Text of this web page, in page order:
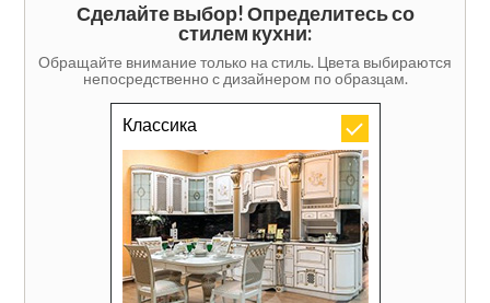
Сделайте выбор! Определитесь со
стилем кухни:
Обращайте внимание только на стиль. Цвета выбираются
непосредственно с дизайнером по образцам.
Классика